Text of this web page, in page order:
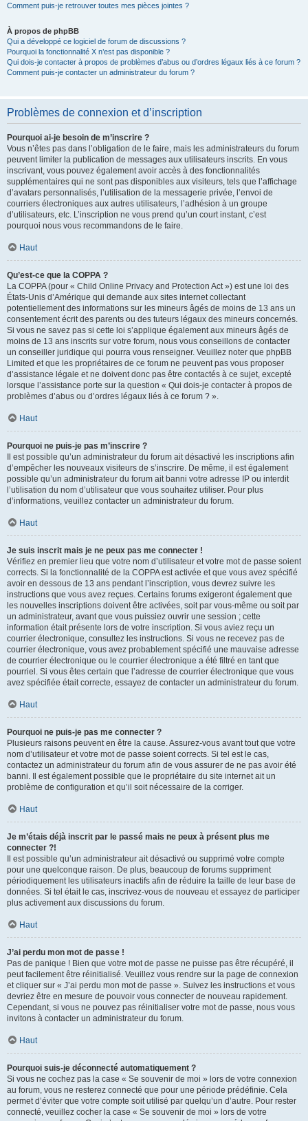
Comment puis-je retrouver toutes mes pièces jointes ?
À propos de phpBB
Qui a développé ce logiciel de forum de discussions ?
Pourquoi la fonctionnalité X n’est pas disponible ?
Qui dois-je contacter à propos de problèmes d’abus ou d’ordres légaux liés à ce forum ?
Comment puis-je contacter un administrateur du forum ?
Problèmes de connexion et d’inscription
Pourquoi ai-je besoin de m’inscrire ?
Vous n’êtes pas dans l’obligation de le faire, mais les administrateurs du forum
peuvent limiter la publication de messages aux utilisateurs inscrits. En vous
inscrivant, vous pouvez également avoir accès à des fonctionnalités
supplémentaires qui ne sont pas disponibles aux visiteurs, tels que l’affichage
d’avatars personnalisés, l’utilisation de la messagerie privée, l’envoi de
courriers électroniques aux autres utilisateurs, l’adhésion à un groupe
d’utilisateurs, etc. L’inscription ne vous prend qu’un court instant, c’est
pourquoi nous vous recommandons de le faire.
Haut
Qu’est-ce que la COPPA ?
La COPPA (pour « Child Online Privacy and Protection Act ») est une loi des
États-Unis d’Amérique qui demande aux sites internet collectant
potentiellement des informations sur les mineurs âgés de moins de 13 ans un
consentement écrit des parents ou des tuteurs légaux des mineurs concernés.
Si vous ne savez pas si cette loi s’applique également aux mineurs âgés de
moins de 13 ans inscrits sur votre forum, nous vous conseillons de contacter
un conseiller juridique qui pourra vous renseigner. Veuillez noter que phpBB
Limited et que les propriétaires de ce forum ne peuvent pas vous proposer
d’assistance légale et ne doivent donc pas être contactés à ce sujet, excepté
lorsque l’assistance porte sur la question « Qui dois-je contacter à propos de
problèmes d’abus ou d’ordres légaux liés à ce forum ? ».
Haut
Pourquoi ne puis-je pas m’inscrire ?
Il est possible qu’un administrateur du forum ait désactivé les inscriptions afin
d’empêcher les nouveaux visiteurs de s’inscrire. De même, il est également
possible qu’un administrateur du forum ait banni votre adresse IP ou interdit
l’utilisation du nom d’utilisateur que vous souhaitez utiliser. Pour plus
d’informations, veuillez contacter un administrateur du forum.
Haut
Je suis inscrit mais je ne peux pas me connecter !
Vérifiez en premier lieu que votre nom d’utilisateur et votre mot de passe soient
corrects. Si la fonctionnalité de la COPPA est activée et que vous avez spécifié
avoir en dessous de 13 ans pendant l’inscription, vous devrez suivre les
instructions que vous avez reçues. Certains forums exigeront également que
les nouvelles inscriptions doivent être activées, soit par vous-même ou soit par
un administrateur, avant que vous puissiez ouvrir une session ; cette
information était présente lors de votre inscription. Si vous aviez reçu un
courrier électronique, consultez les instructions. Si vous ne recevez pas de
courrier électronique, vous avez probablement spécifié une mauvaise adresse
de courrier électronique ou le courrier électronique a été filtré en tant que
pourriel. Si vous êtes certain que l’adresse de courrier électronique que vous
avez spécifiée était correcte, essayez de contacter un administrateur du forum.
Haut
Pourquoi ne puis-je pas me connecter ?
Plusieurs raisons peuvent en être la cause. Assurez-vous avant tout que votre
nom d’utilisateur et votre mot de passe soient corrects. Si tel est le cas,
contactez un administrateur du forum afin de vous assurer de ne pas avoir été
banni. Il est également possible que le propriétaire du site internet ait un
problème de configuration et qu’il soit nécessaire de la corriger.
Haut
Je m’étais déjà inscrit par le passé mais ne peux à présent plus me
connecter ?!
Il est possible qu’un administrateur ait désactivé ou supprimé votre compte
pour une quelconque raison. De plus, beaucoup de forums suppriment
périodiquement les utilisateurs inactifs afin de réduire la taille de leur base de
données. Si tel était le cas, inscrivez-vous de nouveau et essayez de participer
plus activement aux discussions du forum.
Haut
J’ai perdu mon mot de passe !
Pas de panique ! Bien que votre mot de passe ne puisse pas être récupéré, il
peut facilement être réinitialisé. Veuillez vous rendre sur la page de connexion
et cliquer sur « J’ai perdu mon mot de passe ». Suivez les instructions et vous
devriez être en mesure de pouvoir vous connecter de nouveau rapidement.
Cependant, si vous ne pouvez pas réinitialiser votre mot de passe, nous vous
invitons à contacter un administrateur du forum.
Haut
Pourquoi suis-je déconnecté automatiquement ?
Si vous ne cochez pas la case « Se souvenir de moi » lors de votre connexion
au forum, vous ne resterez connecté que pour une période prédéfinie. Cela
permet d’éviter que votre compte soit utilisé par quelqu’un d’autre. Pour rester
connecté, veuillez cocher la case « Se souvenir de moi » lors de votre